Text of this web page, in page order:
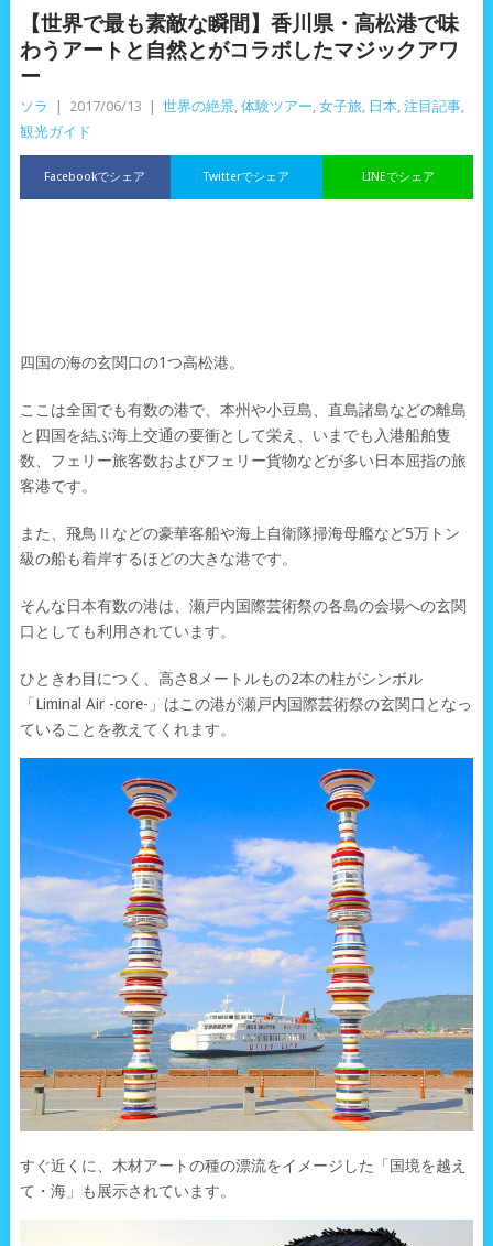
【世界で最も素敵な瞬間】香川県・高松港で味
わうアートと自然とがコラボしたマジックアワ
ー
ソラ 2017/06/13 世界の絶景, 体験ツアー, 女子旅, 日本, 注目記事,
観光ガイド
Facebookでシェア LINEでシェア
Twitterでシェア
四国の海の玄関口の1つ高松港。
ここは全国でも有数の港で、本州や小豆島、直島諸島などの離島
と四国を結ぶ海上交通の要衝として栄え、いまでも入港船舶隻
数、フェリー旅客数およびフェリー貨物などが多い日本屈指の旅
客港です。
また、飛鳥Ⅱなどの豪華客船や海上自衛隊掃海母艦など5万トン
級の船も着岸するほどの大きな港です。
そんな日本有数の港は、瀬戸内国際芸術祭の各島の会場への玄関
口としても利用されています。
ひときわ目につく、高さ8メートルもの2本の柱がシンボル
「Liminal Air -core-」はこの港が瀬戸内国際芸術祭の玄関口となっ
ていることを教えてくれます。
すぐ近くに、木材アートの種の漂流をイメージした「国境を越え
て・海」も展示されています。